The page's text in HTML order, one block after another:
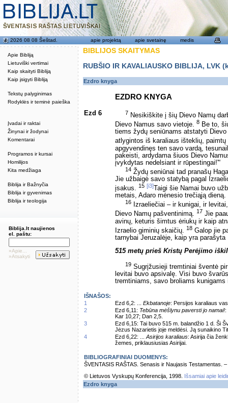
Apie Bibliją
Lietuviški vertimai
Kaip skaityti Bibliją
Kaip įsigyti Bibliją
Tekstų palyginimas
Rodyklės ir teminė paieška
Įvadai ir raktai
Žinynai ir žodynai
Komentarai
Programos ir kursai
Homilijos
Kita medžiaga
Biblija ir Bažnyčia
Biblija ir gyvenimas
Biblija ir teologija
2026 08 08 Šeštad. apie projektą apie svetainę medis
Biblija.lt naujienos
el. paštu:
»Apie...
»Atsakyti
BIBLIJOS SKAITYMAS
RUBŠIO IR KAVALIAUSKO BIBLIJA,
Ezdro knyga
EZDRO KNYGA
Ezd 6 7 Nesikiškite į šių Dievo Namų
Dievo Namus savo vietoje. 8 Be to,
tiems žydų seniūnams atstatyti
atlygintos iš karaliaus išteklių,
apgyvendinęs ten savo vardą,
pakeisti, ardydama šiuos Dievo
įvykdytas nedelsiant ir rūpestingai!'“
14 Žydų seniūnai tad pranašų
Jie užbaigė savo statybą pagal
įsakus. 15 [i3] Taigi šie Namai buvo
metais, Adaro mėnesio trečiąją dieną.
16 Izraeliečiai – ir kunigai, ir
Dievo Namų pašventinimą. 17 Jie
avinų, keturis šimtus ėriukų ir kaip
Izraelio giminių skaičių.
18 Galop jie
tarnybai Jeruzalėje, kaip yra
515 metų prieš Kristų Perėjimo
19 Sugrįžusieji tremtiniai šventė
levitai buvo apsivalę. Visi buvo
tremtiniams, savo broliams kunigams
IŠNAŠOS:
1
Ezd 6,2: ... Ekbatanoje: Persijos karaliaus
2
Ezd 6,11: Tebūna mėšlynu paversti jo namai!:
Kar 10,27; Dan 2,5.
3
Ezd 6,15: Tai buvo 515 m. balandžio 1 d. Ši
Jėzus Nazarietis joje meldėsi. Ją sunaikino
4
Ezd 6,22: ... Asirijos karaliaus: Asirija čia
žemes, priklausiusias Asirijai.
BIBLIOGRAFINIAI DUOMENYS:
ŠVENTASIS RAŠTAS. Senasis ir Naujasis Testamentas.
© Lietuvos Vyskupų Konferencija, 1998.
Išsamiai apie
Ezdro knyga